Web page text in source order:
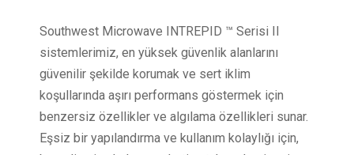
Southwest Microwave INTREPID ™ Serisi II
sistemlerimiz, en yüksek güvenlik alanlarını
güvenilir şekilde korumak ve sert iklim
koşullarında aşırı performans göstermek için
benzersiz özellikler ve algılama özellikleri sunar.
Eşsiz bir yapılandırma ve kullanım kolaylığı için,